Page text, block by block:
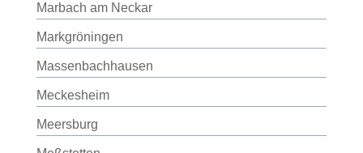
Marbach am Neckar
Markgröningen
Massenbachhausen
Meckesheim
Meersburg